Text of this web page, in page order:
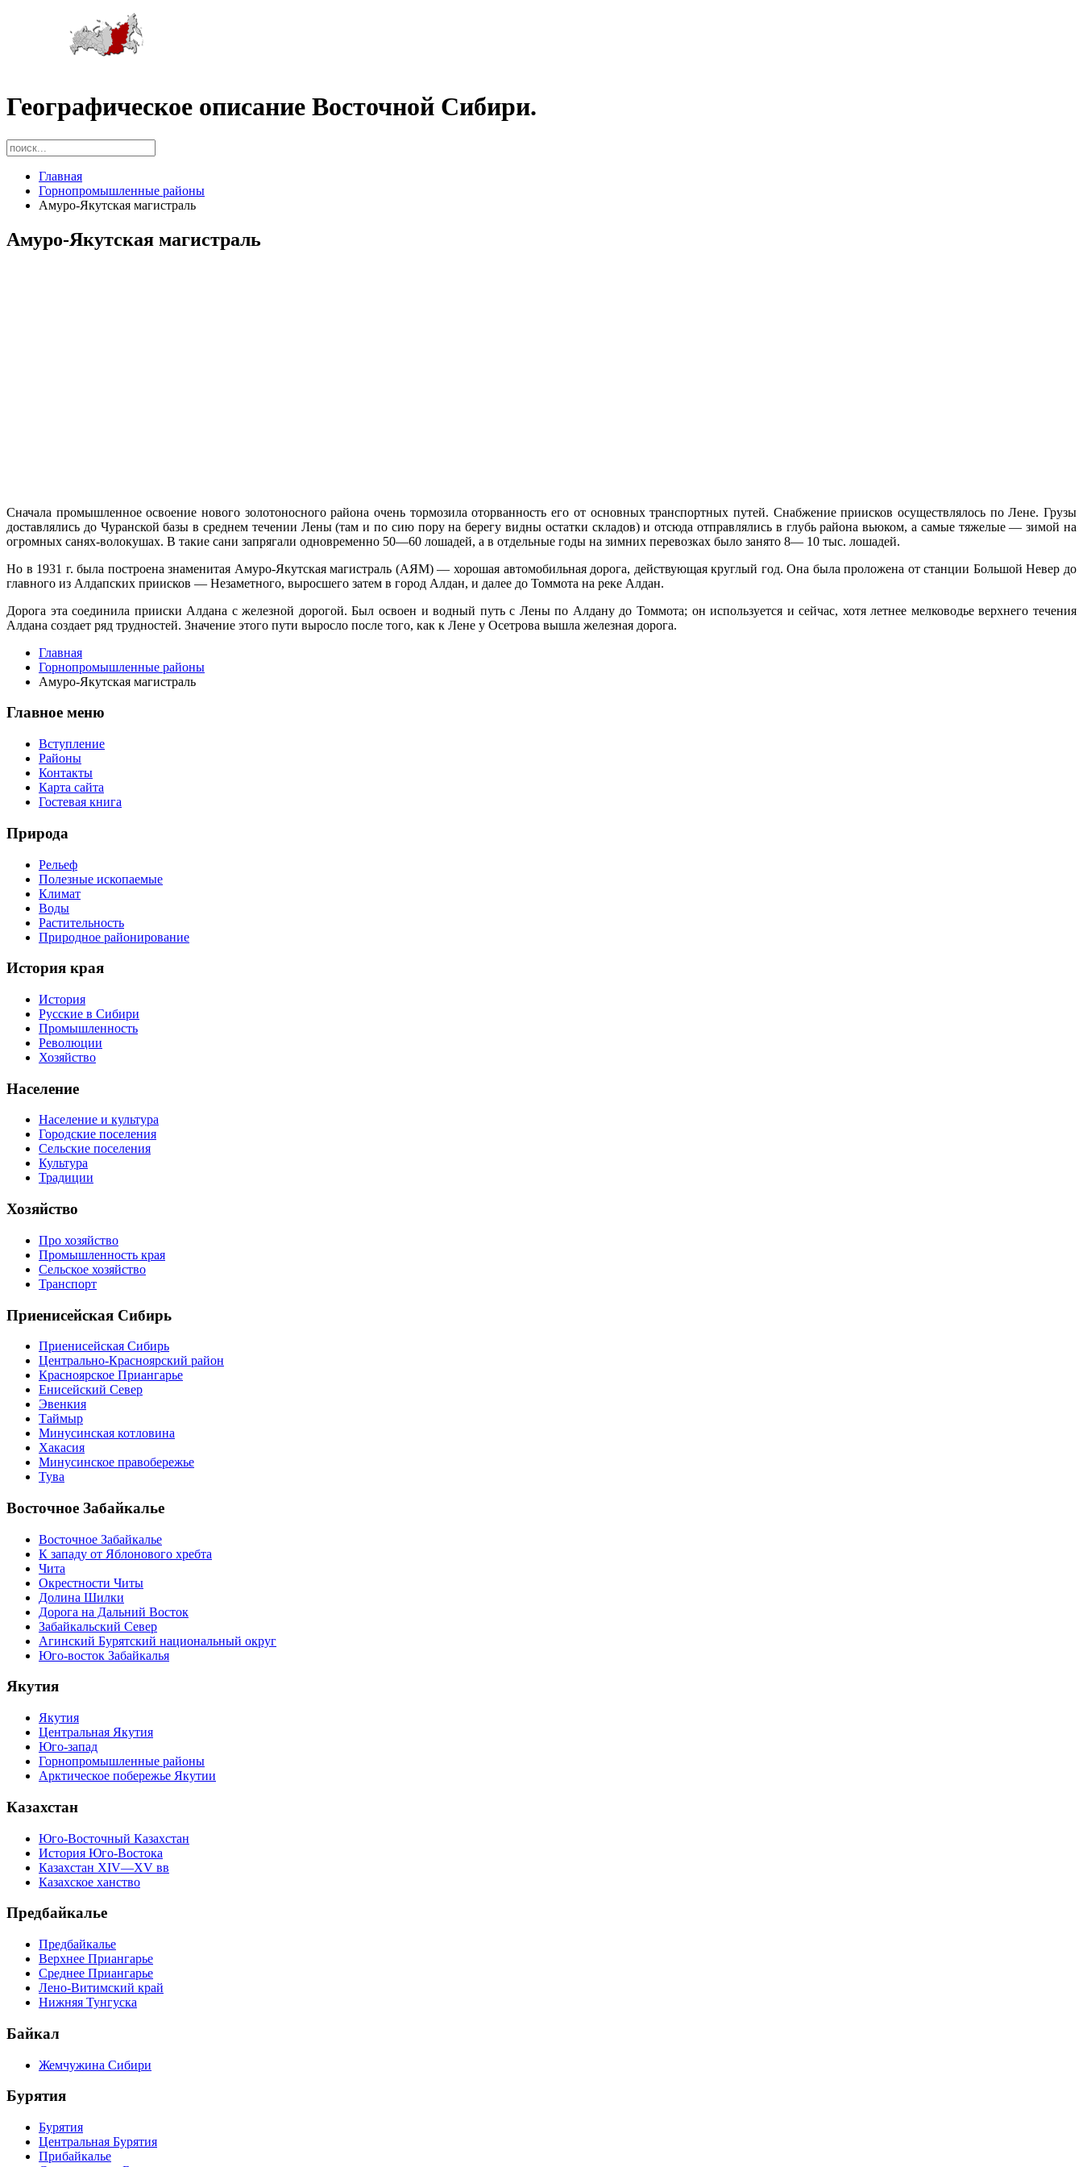
Географическое описание Восточной Сибири.
Главная
Горнопромышленные районы
Амуро-Якутская магистраль
Амуро-Якутская магистраль
Сначала промышленное освоение нового золотоносного района очень тормозила оторванность его от основных транспорт­ных путей. Снабжение приисков осущест­влялось по Лене. Грузы
доставлялись до Чуранской базы в среднем течении Лены (там и по сию пору на берегу видны остатки складов) и отсюда отправлялись в глубь района вьюком, а самые тяже­лые — зимой на
огромных санях-волокушах. В такие сани запрягали одновремен­но 50—60 лошадей, а в отдельные годы на зимних перевозках было занято 8— 10 тыс. лошадей.
Но в 1931 г. была построена знаменитая Амуро-Якутская магистраль (АЯМ) — хо­рошая автомобильная дорога, действую­щая круглый год. Она была проложена от станции Большой Невер до
главного из Алдапских приисков — Незаметного, вы­росшего затем в город Алдан, и далее до Томмота на реке Алдан.
Дорога эта со­единила прииски Алдана с железной до­рогой. Был освоен и водный путь с Лены по Алдану до Томмота; он используется и сейчас, хотя летнее мелководье верхне­го течения
Алдана создает ряд трудностей. Значение этого пути выросло после того, как к Лене у Осетрова вышла железная дорога.
Главная
Горнопромышленные районы
Амуро-Якутская магистраль
Главное меню
Вступление
Районы
Контакты
Карта сайта
Гостевая книга
Природа
Рельеф
Полезные ископаемые
Климат
Воды
Растительность
Природное районирование
История края
История
Русские в Сибири
Промышленность
Революции
Хозяйство
Население
Население и культура
Городские поселения
Сельские поселения
Культура
Традиции
Хозяйство
Про хозяйство
Промышленность края
Сельское хозяйство
Транспорт
Приенисейская Сибирь
Приенисейская Сибирь
Центрально-Красноярский район
Красноярское Приангарье
Енисейский Север
Эвенкия
Таймыр
Минусинская котловина
Хакасия
Минусинское правобережье
Тува
Восточное Забайкалье
Восточное Забайкалье
К западу от Яблонового хребта
Чита
Окрестности Читы
Долина Шилки
Дорога на Дальний Восток
Забайкальский Север
Агинский Бурятский национальный округ
Юго-восток Забайкалья
Якутия
Якутия
Центральная Якутия
Юго-запад
Горнопромышленные районы
Арктическое побережье Якутии
Казахстан
Юго-Восточный Казахстан
История Юго-Востока
Казахстан XIV—XV вв
Казахское ханство
Предбайкалье
Предбайкалье
Верхнее Приангарье
Среднее Приангарье
Лено-Витимский край
Нижняя Тунгуска
Байкал
Жемчужина Сибири
Бурятия
Бурятия
Центральная Бурятия
Прибайкалье